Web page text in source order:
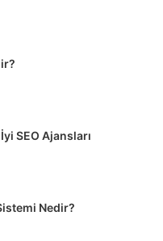
SEO Ajansları
Nedir?